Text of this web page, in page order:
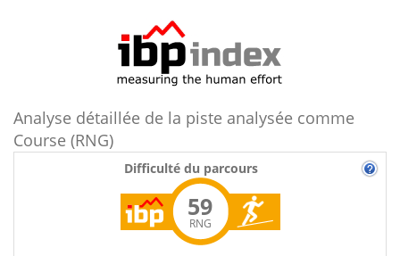
Analyse détaillée de la piste analysée comme
Course (RNG)
Difficulté du parcours
59
RNG